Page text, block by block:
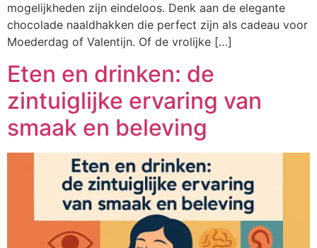
mogelijkheden zijn eindeloos. Denk aan de elegante
chocolade naaldhakken die perfect zijn als cadeau voor
Moederdag of Valentijn. Of de vrolijke […]
Eten en drinken: de
zintuiglijke ervaring van
smaak en beleving